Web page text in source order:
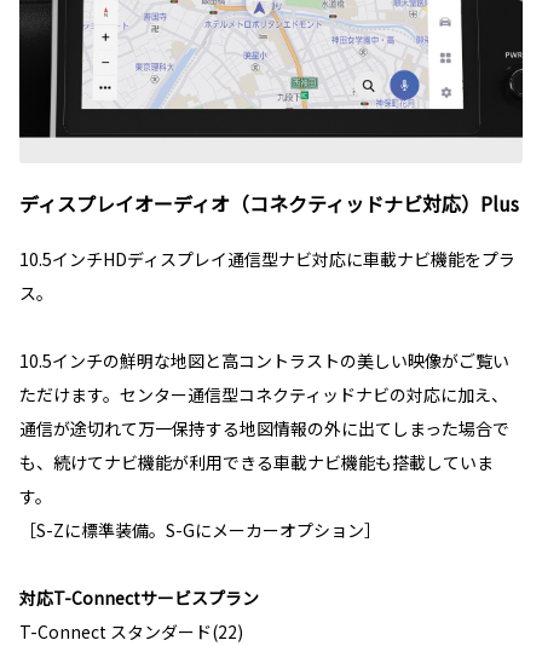
ディスプレイオーディオ（コネクティッドナビ対応）Plus
10.5インチHDディスプレイ通信型ナビ対応に車載ナビ機能をプラ
ス。
10.5インチの鮮明な地図と高コントラストの美しい映像がご覧い
ただけます。センター通信型コネクティッドナビの対応に加え、
通信が途切れて万一保持する地図情報の外に出てしまった場合で
も、続けてナビ機能が利用できる車載ナビ機能も搭載していま
す。
［S-Zに標準装備。S-Gにメーカーオプション］
対応T-Connectサービスプラン
T-Connect スタンダード(22)